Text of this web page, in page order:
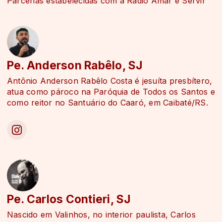
Pe. Anderson Rabêlo, SJ
Antônio Anderson Rabêlo Costa é jesuíta presbítero,
atua como pároco na Paróquia de Todos os Santos e
como reitor no Santuário do Caaró, em Caibaté/RS.
Pe. Carlos Contieri, SJ
Nascido em Valinhos, no interior paulista, Carlos